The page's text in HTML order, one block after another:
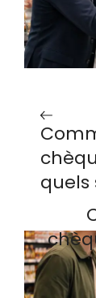
quels